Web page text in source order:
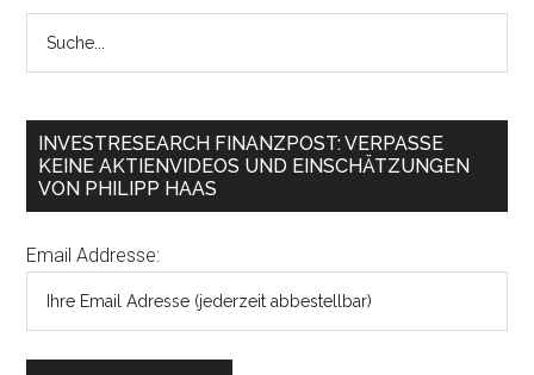
INVESTRESEARCH FINANZPOST: VERPASSE
KEINE AKTIENVIDEOS UND EINSCHÄTZUNGEN
VON PHILIPP HAAS
Email Addresse: